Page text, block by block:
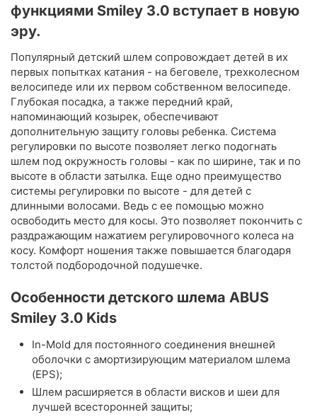
функциями Smiley 3.0 вступает в новую
эру.
Популярный детский шлем сопровождает детей в их
первых попытках катания - на беговеле, трехколесном
велосипеде или их первом собственном велосипеде.
Глубокая посадка, а также передний край,
напоминающий козырек, обеспечивают
дополнительную защиту головы ребенка. Система
регулировки по высоте позволяет легко подогнать
шлем под окружность головы - как по ширине, так и по
высоте в области затылка. Еще одно преимущество
системы регулировки по высоте - для детей с
длинными волосами. Ведь с ее помощью можно
освободить место для косы. Это позволяет покончить с
раздражающим нажатием регулировочного колеса на
косу. Комфорт ношения также повышается благодаря
толстой подбородочной подушечке.
Особенности детского шлема ABUS
Smiley 3.0 Kids
In-Mold для постоянного соединения внешней
оболочки с амортизирующим материалом шлема
(EPS);
Шлем расширяется в области висков и шеи для
лучшей всесторонней защиты;